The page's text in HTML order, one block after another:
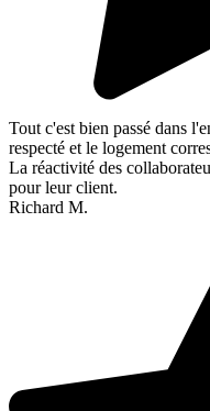
Tout c'est bien passé dans
respecté et le logement
La réactivité des
pour leur client.
Richard M.